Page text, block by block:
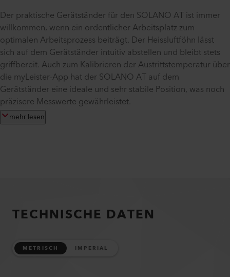
Der praktische Gerätständer für den SOLANO AT ist immer
willkommen, wenn ein ordentlicher Arbeitsplatz zum
optimalen Arbeitsprozess beiträgt. Der Heissluftföhn lässt
sich auf dem Gerätständer intuitiv abstellen und bleibt stets
griffbereit. Auch zum Kalibrieren der Austrittstemperatur über
die myLeister-App hat der SOLANO AT auf dem
Gerätständer eine ideale und sehr stabile Position, was noch
präzisere Messwerte gewährleistet.
mehr lesen
TECHNISCHE DATEN
METRISCH IMPERIAL